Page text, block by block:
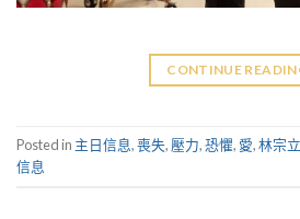
CONTINUE
Posted in 主日信息,喪失, 壓力,恐懼, 愛,林宗
信息